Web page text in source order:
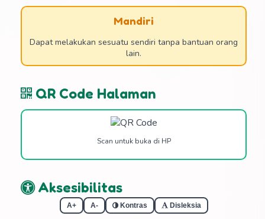
Mandiri
Dapat melakukan sesuatu sendiri tanpa bantuan orang
lain.
QR Code Halaman
Scan untuk buka di HP
Aksesibilitas
A+ A- Kontras Disleksia